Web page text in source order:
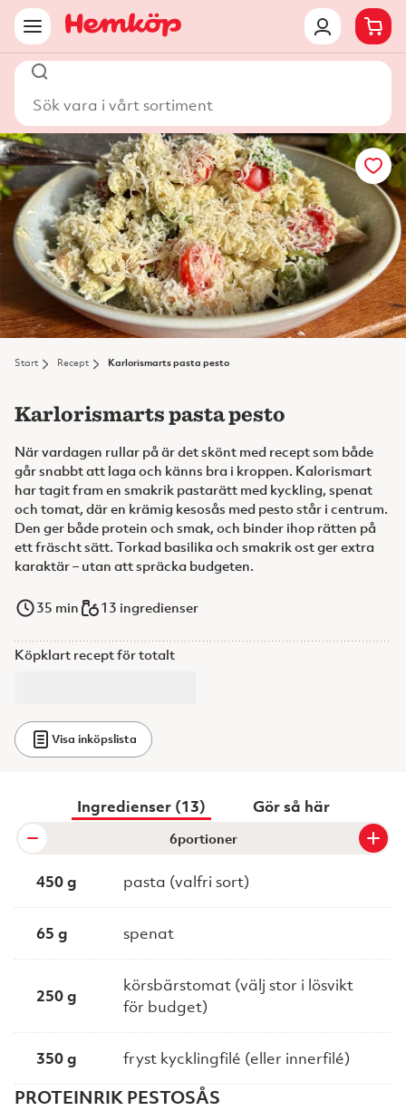
Start Recept Karlorismarts pasta pesto
Karlorismarts pasta pesto
När vardagen rullar på är det skönt med recept som både
går snabbt att laga och känns bra i kroppen. Kalorismart
har tagit fram en smakrik pastarätt med kyckling, spenat
och tomat, där en krämig kesosås med pesto står i centrum.
Den ger både protein och smak, och binder ihop rätten på
ett fräscht sätt. Torkad basilika och smakrik ost ger extra
karaktär – utan att spräcka budgeten.
35 min 13 ingredienser
Köpklart recept för totalt
Visa inköpslista
Ingredienser (13) Gör så här
portioner
450 g pasta (valfri sort)
65 g spenat
250 g
körsbärstomat (välj stor i lösvikt
för budget)
350 g fryst kycklingfilé (eller innerfilé)
PROTEINRIK PESTOSÅS